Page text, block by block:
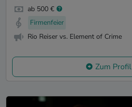
ab 500 €
Firmenfeier
Rio Reiser vs. Element of Crime
Zum Profil